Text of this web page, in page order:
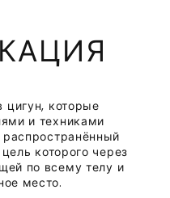
которые
и техниками
которого через
по всему телу и
место.